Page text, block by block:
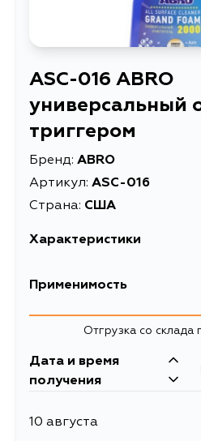
ASC-016 ABRO
универсальный
триггером
Бренд: ABRO
Артикул: ASC-016
Страна: США
Характеристики
Описание
Товарная группа уход и
Применимость
Отгрузка со склада
Дата и время
получения
10 августа